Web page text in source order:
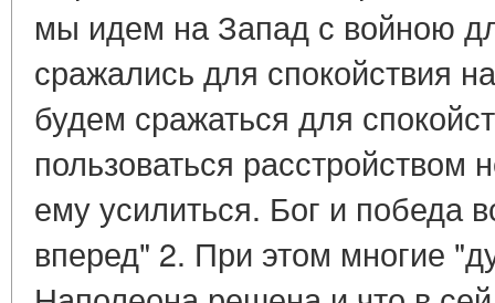
мы идем на Запад с войною
сражались для спокойствия
будем сражаться для
пользоваться расстройством
ему усилиться. Бог и победа
вперед" 2. При этом многие